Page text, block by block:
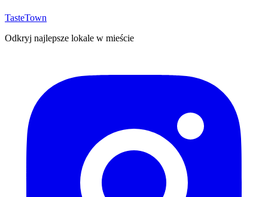
TasteTown
Odkryj najlepsze lokale w mieście